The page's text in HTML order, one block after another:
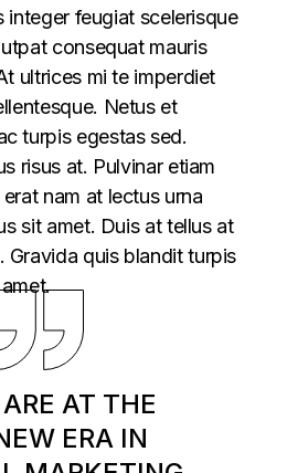
integer feugiat scelerisque
consequat mauris
ultrices mi te imperdiet
Netus et
turpis egestas sed.
risus at. Pulvinar etiam
nam at lectus urna
sit amet. Duis at tellus at
Gravida quis blandit turpis
AT THE
ERA IN